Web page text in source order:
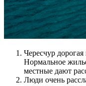
Чересчур
Нормальное
местные дают
Люди очень